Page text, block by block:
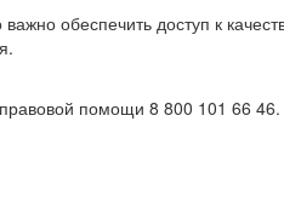
обеспечить доступ к
помощи 8 800 101 66 46.